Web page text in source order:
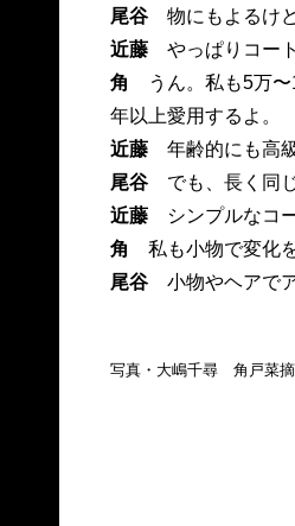
尾谷 物にもよるけ
近藤 やっぱりコー
角
うん。私も5万
年以上愛用するよ。
近藤 年齢的にも高
尾谷 でも、長く同
近藤
シンプルなコ
角 私も小物で変化
尾谷 小物やヘアで
写真・大嶋千尋 角戸菜